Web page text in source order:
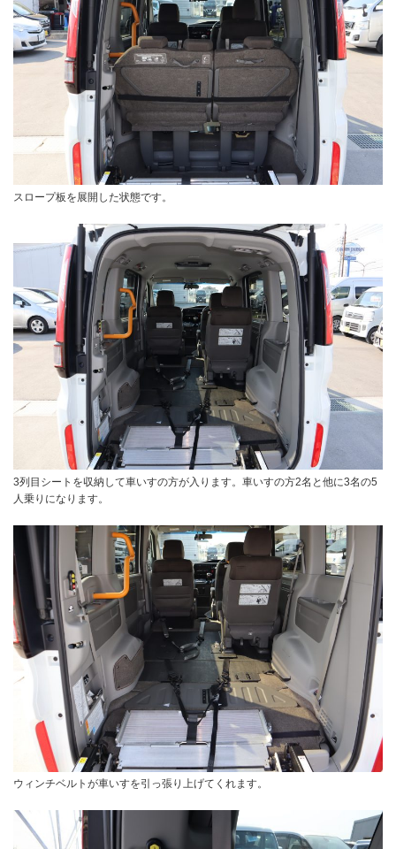
スロープ板を展開した状態です。
3列目シートを収納して車いすの方が入ります。車いすの方2名と他に3名の5
人乗りになります。
ウィンチベルトが車いすを引っ張り上げてくれます。